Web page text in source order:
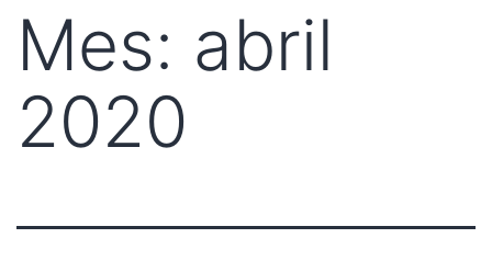
Mes: abril
2020